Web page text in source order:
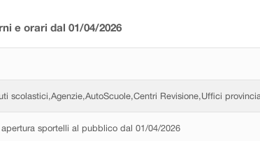
e orari dal 01/04/2026
scolastici,Agenzie,AutoScuole,Centri Revisione,Uffici
sportelli al pubblico dal 01/04/2026